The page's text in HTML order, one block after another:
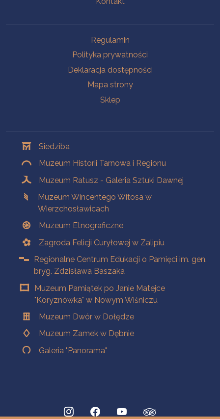
Regulamin
Polityka prywatności
Deklaracja dostępności
Mapa strony
Sklep
Siedziba
Muzeum Historii Tarnowa i Regionu
Muzeum Ratusz - Galeria Sztuki Dawnej
Muzeum Wincentego Witosa w
Wierzchosławicach
Muzeum Etnograficzne
Zagroda Felicji Curyłowej w Zalipiu
Regionalne Centrum Edukacji o Pamięci im. gen.
bryg. Zdzisława Baszaka
Muzeum Pamiątek po Janie Matejce
"Koryznówka" w Nowym Wiśniczu
Muzeum Dwór w Dołędze
Muzeum Zamek w Dębnie
Galeria "Panorama"